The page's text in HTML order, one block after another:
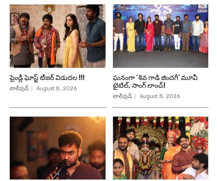
ఫ్రెండ్లీ ఘోస్ట్ టీజర్ విడుదల !!!
టాలీవుడ్ August 8, 2026
ఘనంగా ‘శివ గాడి జింద‌గీ’ మూవీ
టైటిల్, సాంగ్ లాంచ్!
టాలీవుడ్ August 8, 2026